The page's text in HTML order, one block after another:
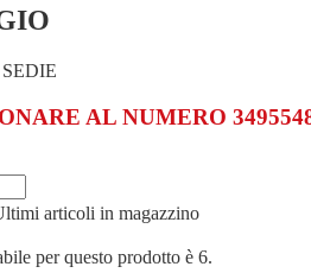
AL NUMERO
articoli in magazzino
per questo prodotto è 6.